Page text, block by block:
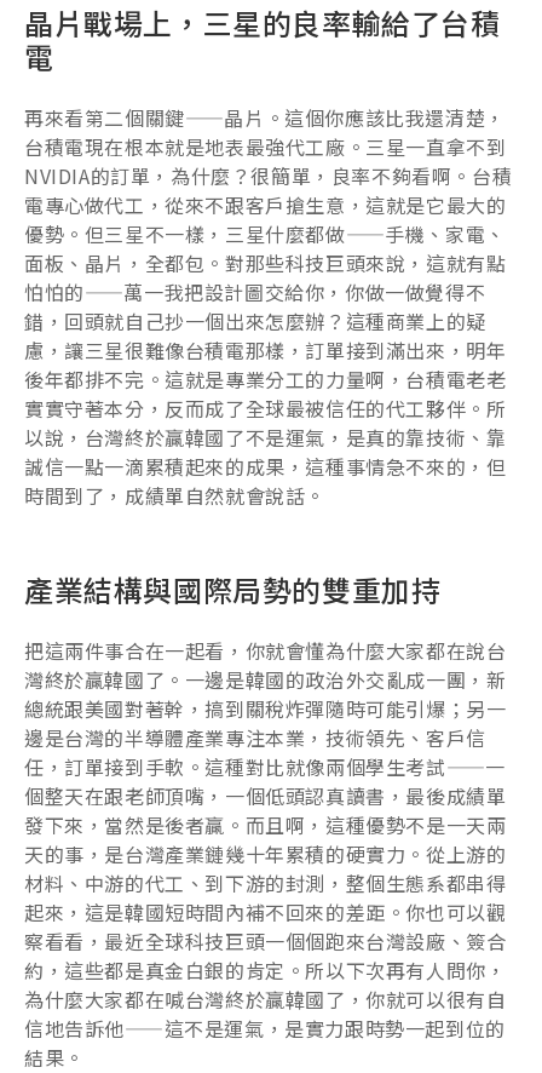
晶片戰場上，三星的良率輸給了台積
電
再來看第二個關鍵——晶片。這個你應該比我還清楚，
台積電現在根本就是地表最強代工廠。三星一直拿不到
NVIDIA的訂單，為什麼？很簡單，良率不夠看啊。台積
電專心做代工，從來不跟客戶搶生意，這就是它最大的
優勢。但三星不一樣，三星什麼都做——手機、家電、
面板、晶片，全都包。對那些科技巨頭來說，這就有點
怕怕的——萬一我把設計圖交給你，你做一做覺得不
錯，回頭就自己抄一個出來怎麼辦？這種商業上的疑
慮，讓三星很難像台積電那樣，訂單接到滿出來，明年
後年都排不完。這就是專業分工的力量啊，台積電老老
實實守著本分，反而成了全球最被信任的代工夥伴。所
以說，台灣終於贏韓國了不是運氣，是真的靠技術、靠
誠信一點一滴累積起來的成果，這種事情急不來的，但
時間到了，成績單自然就會說話。
產業結構與國際局勢的雙重加持
把這兩件事合在一起看，你就會懂為什麼大家都在說台
灣終於贏韓國了。一邊是韓國的政治外交亂成一團，新
總統跟美國對著幹，搞到關稅炸彈隨時可能引爆；另一
邊是台灣的半導體產業專注本業，技術領先、客戶信
任，訂單接到手軟。這種對比就像兩個學生考試——一
個整天在跟老師頂嘴，一個低頭認真讀書，最後成績單
發下來，當然是後者贏。而且啊，這種優勢不是一天兩
天的事，是台灣產業鏈幾十年累積的硬實力。從上游的
材料、中游的代工、到下游的封測，整個生態系都串得
起來，這是韓國短時間內補不回來的差距。你也可以觀
察看看，最近全球科技巨頭一個個跑來台灣設廠、簽合
約，這些都是真金白銀的肯定。所以下次再有人問你，
為什麼大家都在喊台灣終於贏韓國了，你就可以很有自
信地告訴他——這不是運氣，是實力跟時勢一起到位的
結果。